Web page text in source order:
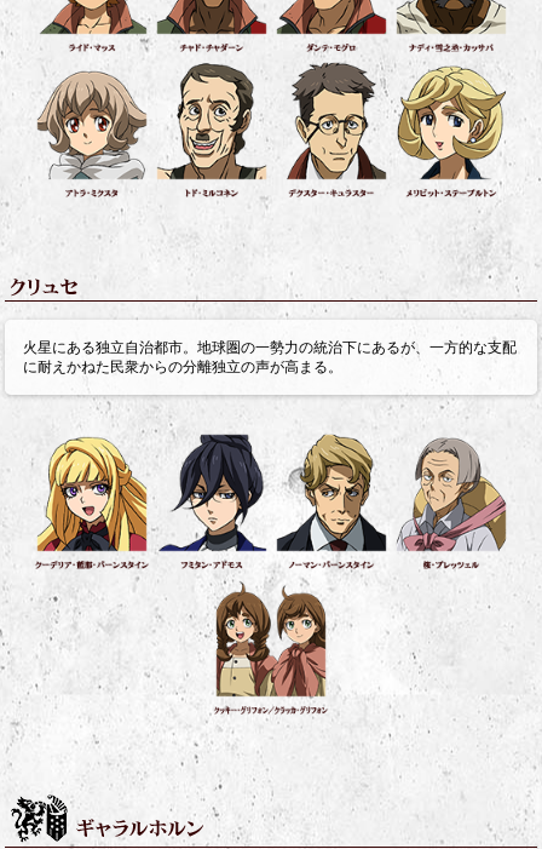
火星にある独立自治都市。地球圏の一勢力の統治下にあるが、一方的な支配
に耐えかねた民衆からの分離独立の声が高まる。